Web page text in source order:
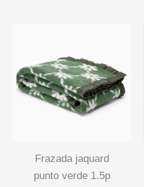
frazada jaquard
punto verde 1.5p